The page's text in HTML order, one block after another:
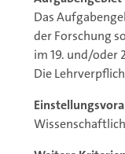
Das
der Forschung
im 19. und/oder
Die